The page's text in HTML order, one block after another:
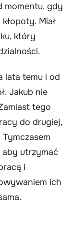
momentu, gdy
Miał
który
lata temu i od
Jakub nie
tego
do drugiej,
aby utrzymać
i
ich